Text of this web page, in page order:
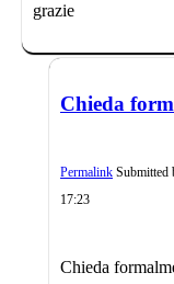
grazie
Chieda
Permalink Submitted
17:23
Chieda